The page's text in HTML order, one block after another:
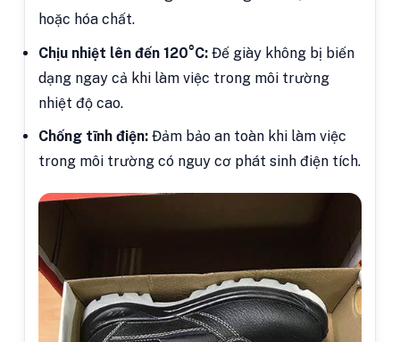
hoặc hóa chất.
Chịu nhiệt lên đến 120°C: Đế giày không bị biến
dạng ngay cả khi làm việc trong môi trường
nhiệt độ cao.
Chống tĩnh điện: Đảm bảo an toàn khi làm việc
trong môi trường có nguy cơ phát sinh điện tích.